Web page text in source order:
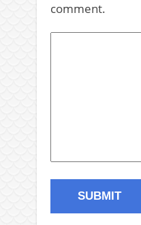
comment.